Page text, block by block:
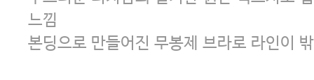
느낌
본딩으로 만들어진 무봉제 브라로 라인이